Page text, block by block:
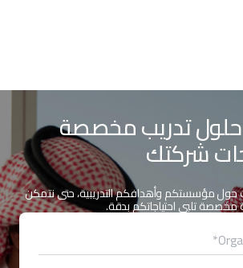
تدريب مخصصة
شركتك
حول مؤسستكم وأهدافكم التدريبية، حتى نتمكن
مخصصة تلبي احتياجاتكم بدقة.